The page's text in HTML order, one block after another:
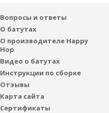
Вопросы и ответы
О батутах
О производителе Happy
Hop
Видео о батутах
Инструкции по сборке
Отзывы
Карта сайта
Сертификаты